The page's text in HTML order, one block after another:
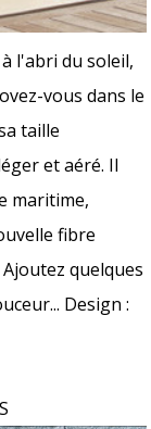
l'abri du soleil,
vous dans le
taille
et aéré. Il
maritime,
fibre
quelques
Design :